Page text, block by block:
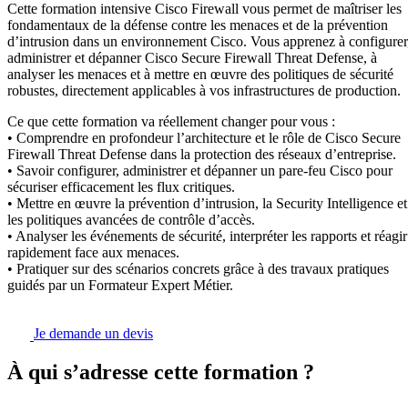
Cette formation intensive Cisco Firewall vous permet de maîtriser les
fondamentaux de la défense contre les menaces et de la prévention
d’intrusion dans un environnement Cisco. Vous apprenez à
administrer et dépanner Cisco Secure Firewall Threat Defense, à
analyser les menaces et à mettre en œuvre des politiques de sécurité
robustes, directement applicables à vos infrastructures de production.
Ce que cette formation va réellement changer pour vous :
• Comprendre en profondeur l’architecture et le rôle de Cisco Secure
Firewall Threat Defense dans la protection des réseaux d’entreprise.
• Savoir configurer, administrer et dépanner un pare-feu Cisco pour
sécuriser efficacement les flux critiques.
• Mettre en œuvre la prévention d’intrusion, la Security Intelligence et
les politiques avancées de contrôle d’accès.
• Analyser les événements de sécurité, interpréter les rapports et réagir
rapidement face aux menaces.
• Pratiquer sur des scénarios concrets grâce à des travaux pratiques
guidés par un Formateur Expert Métier.
Je demande un devis
À qui s’adresse cette formation ?